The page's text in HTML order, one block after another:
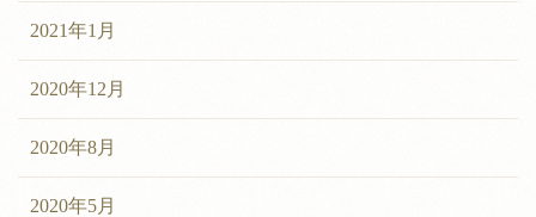
2021年1月
2020年12月
2020年8月
2020年5月